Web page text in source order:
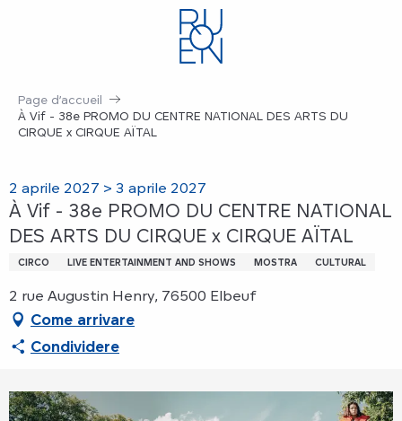
Page d’accueil
À Vif - 38e PROMO DU CENTRE NATIONAL DES ARTS DU
CIRQUE x CIRQUE AÏTAL
2 aprile 2027 > 3 aprile 2027
À Vif - 38e PROMO DU CENTRE NATIONAL
DES ARTS DU CIRQUE x CIRQUE AÏTAL
CIRCO LIVE ENTERTAINMENT AND SHOWS MOSTRA CULTURAL
2 rue Augustin Henry, 76500 Elbeuf
Come arrivare
Condividere